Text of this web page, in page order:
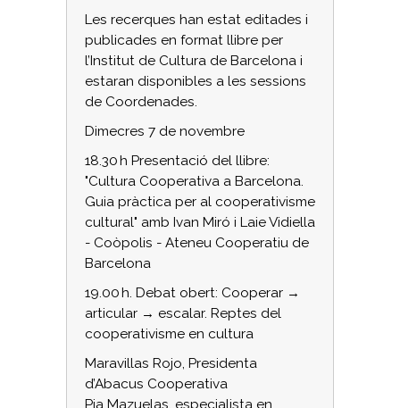
Les recerques han estat editades i
publicades en format llibre per
l’Institut de Cultura de Barcelona i
estaran disponibles a les sessions
de Coordenades.
Dimecres 7 de novembre
18.30 h Presentació del llibre:
"Cultura Cooperativa a Barcelona.
Guia pràctica per al cooperativisme
cultural" amb Ivan Miró i Laie Vidiella
- Coòpolis - Ateneu Cooperatiu de
Barcelona
19.00 h. Debat obert: Cooperar →
articular → escalar. Reptes del
cooperativisme en cultura
Maravillas Rojo, Presidenta
d’Abacus Cooperativa
Pia Mazuelas, especialista en